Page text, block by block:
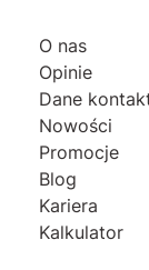
O nas
Opinie
Dane
Nowości
Promocje
Blog
Kariera
Kalkulator